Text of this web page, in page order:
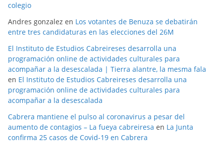
colegio
Andres gonzalez en Los votantes de Benuza se debatirán
entre tres candidaturas en las elecciones del 26M
El Instituto de Estudios Cabreireses desarrolla una
programación online de actividades culturales para
acompañar a la desescalada | Tierra alantre, la mesma fala
en El Instituto de Estudios Cabreireses desarrolla una
programación online de actividades culturales para
acompañar a la desescalada
Cabrera mantiene el pulso al coronavirus a pesar del
aumento de contagios – La fueya cabreiresa en La Junta
confirma 25 casos de Covid-19 en Cabrera